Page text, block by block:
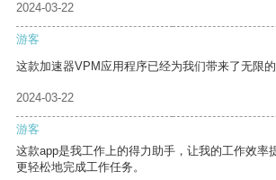
2024-03-22
游客
这款加速器VPM应用程序已经为我们带来了无限的
2024-03-22
游客
这款app是我工作上的得力助手，让我的工作效率
更轻松地完成工作任务。